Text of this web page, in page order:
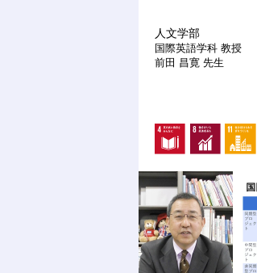
人文学部
国際英語学科 教授
前田 昌寛 先生